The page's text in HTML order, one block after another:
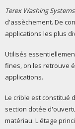
Terex Washing Systems
d'assèchement. De
applications les plus
Utilisés
fines, on les retrouve
applications.
Le crible est constitué
section dotée
matériau. L'étage